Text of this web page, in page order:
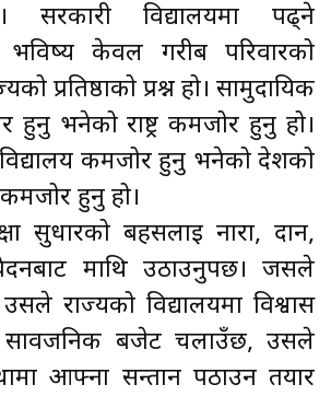
सरकारी विद्यालयमा पढ्ने
भविष्य केवल गरीब परिवारको
प्रतिष्ठाको प्रश्न हो। सामुदायिक
हुनु भनेको राष्ट्र कमजोर हुनु हो।
कमजोर हुनु भनेको देशको
हुनु हो।
सुधारको बहसलाई नारा, दान,
माथि उठाउनुपर्छ। जसले
राज्यको विद्यालयमा विश्वास
सार्वजनिक बजेट चलाउँछ, उसले
आफ्ना सन्तान पठाउन तयार